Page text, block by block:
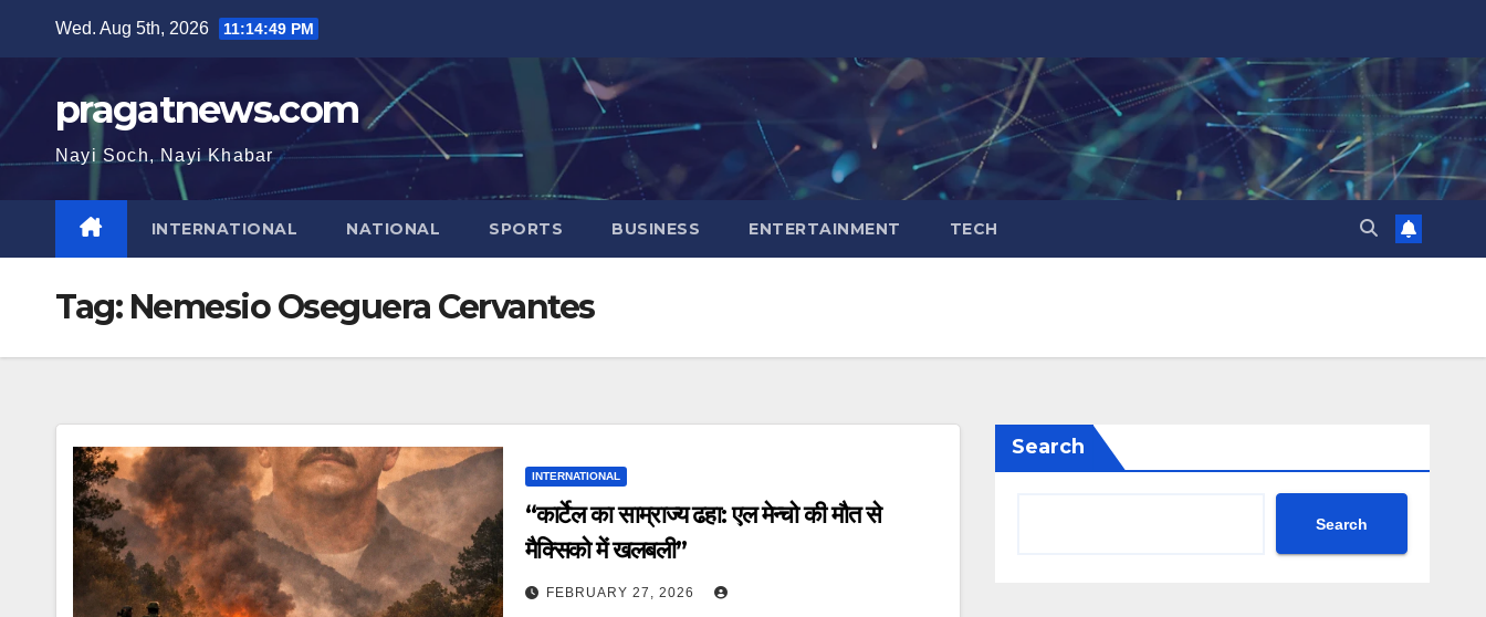
content
Wed. Aug 5th, 2026 11:14:50 PM
pragatnews.com
Nayi Soch, Nayi Khabar
INTERNATIONAL NATIONAL SPORTS BUSINESS ENTERTAINMENT TECH
Tag: Nemesio Oseguera Cervantes
INTERNATIONAL
“कार्टेल का साम्राज्य ढहा: एल मेन्चो की मौत से
मैक्सिको में खलबली”
FEBRUARY 27, 2026
Search
Search